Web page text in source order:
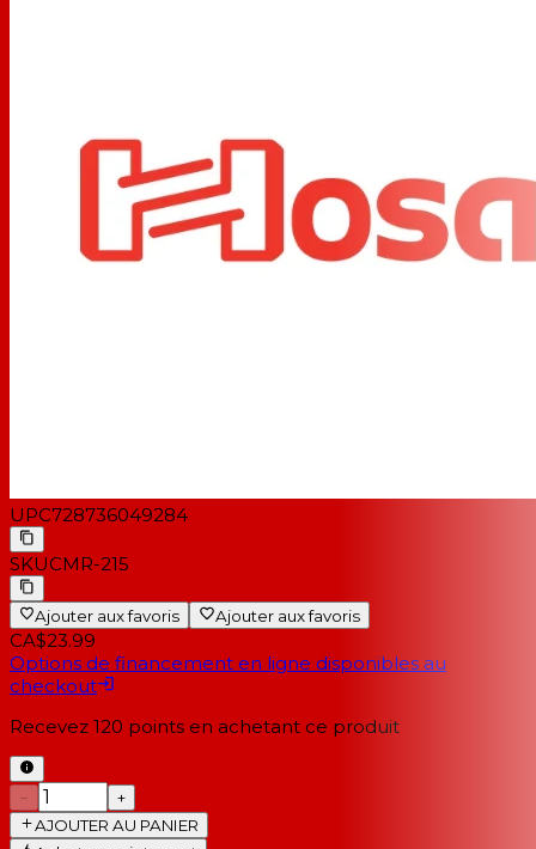
UPC728736049284
SKUCMR-215
Ajouter aux favoris Ajouter aux favoris
CA$23.99
Options de financement en ligne disponibles au
checkout
Recevez 120 points en achetant ce produit
−
+
AJOUTER AU PANIER